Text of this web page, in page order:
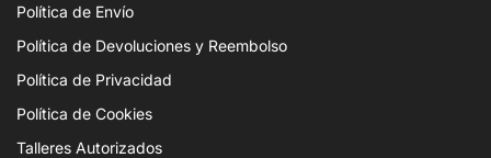
Política de Envío
Política de Devoluciones y Reembolso
Política de Privacidad
Política de Cookies
Talleres Autorizados